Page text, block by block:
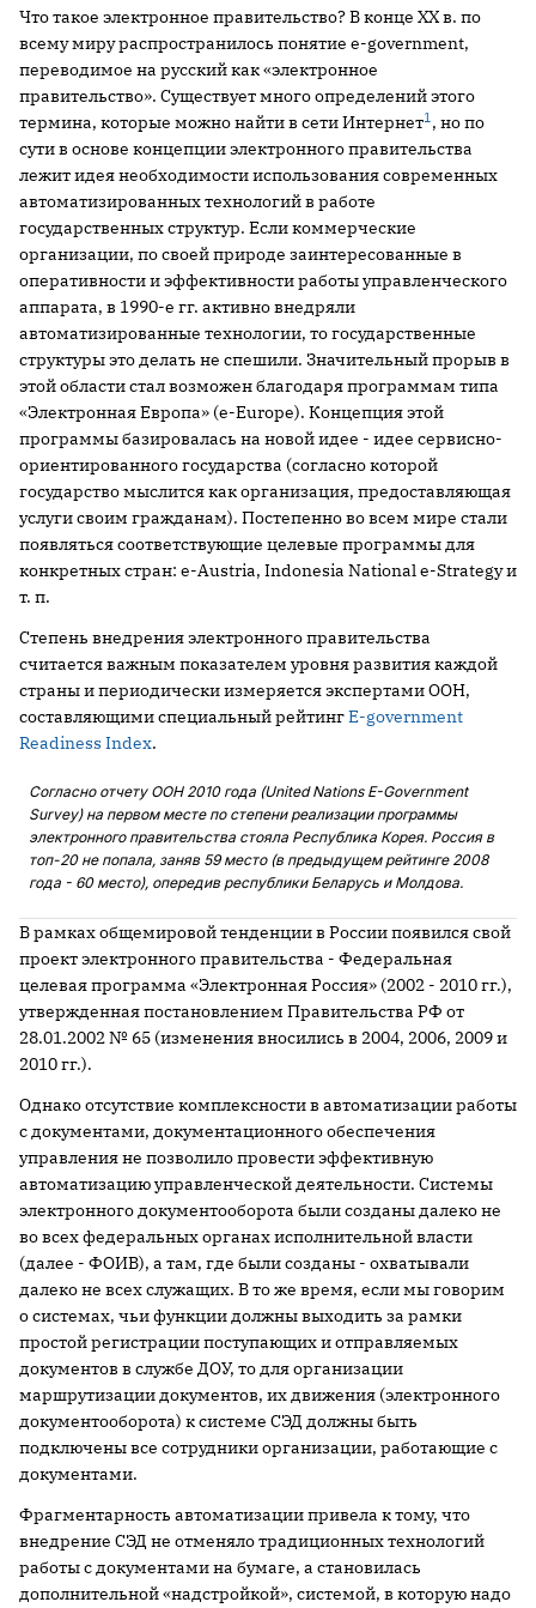
Что такое электронное правительство? В конце XX в. по
всему миру распространилось понятие e-government,
переводимое на русский как «электронное
правительство». Существует много определений этого
термина, которые можно найти в сети Интернет1 , но по
сути в основе концепции электронного правительства
лежит идея необходимости использования современных
автоматизированных технологий в работе
государственных структур. Если коммерческие
организации, по своей природе заинтересованные в
оперативности и эффективности работы управленческого
аппарата, в 1990-е гг. активно внедряли
автоматизированные технологии, то государственные
структуры это делать не спешили. Значительный прорыв в
этой области стал возможен благодаря программам типа
«Электронная Европа» (e-Europe). Концепция этой
программы базировалась на новой идее - идее сервисно-
ориентированного государства (согласно которой
государство мыслится как организация, предоставляющая
услуги своим гражданам). Постепенно во всем мире стали
появляться соответствующие целевые программы для
конкретных стран: e-Austria, Indonesia National e-Strategy и
т. п.
Степень внедрения электронного правительства
считается важным показателем уровня развития каждой
страны и периодически измеряется экспертами ООН,
составляющими специальный рейтингE-government
Readiness Index.
Согласно отчету ООН 2010 года (United Nations E-Government
Survey) на первом месте по степени реализации программы
электронного правительства стояла Республика Корея. Россия в
топ-20 не попала, заняв 59 место (в предыдущем рейтинге 2008
года - 60 место), опередив республики Беларусь и Молдова.
В рамках общемировой тенденции в России появился свой
проект электронного правительства - Федеральная
целевая программа «Электронная Россия» (2002 - 2010 гг.),
утвержденная постановлением Правительства РФ от
28.01.2002 № 65 (изменения вносились в 2004, 2006, 2009 и
2010 гг.).
Однако отсутствие комплексности в автоматизации работы
с документами, документационного обеспечения
управления не позволило провести эффективную
автоматизацию управленческой деятельности. Системы
электронного документооборота были созданы далеко не
во всех федеральных органах исполнительной власти
(далее - ФОИВ), а там, где были созданы - охватывали
далеко не всех служащих. В то же время, если мы говорим
о системах, чьи функции должны выходить за рамки
простой регистрации поступающих и отправляемых
документов в службе ДОУ, то для организации
маршрутизации документов, их движения (электронного
документооборота) к системе СЭД должны быть
подключены все сотрудники организации, работающие с
документами.
Фрагментарность автоматизации привела к тому, что
внедрение СЭД не отменяло традиционных технологий
работы с документами на бумаге, а становилась
дополнительной «надстройкой», системой, в которую надо